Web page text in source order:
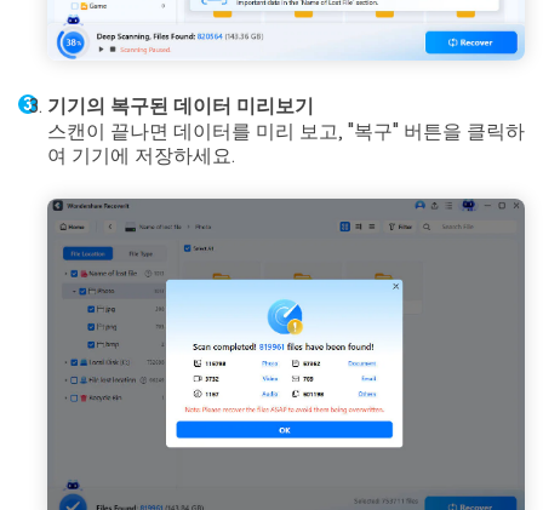
기기의 복구된 데이터 미리보기
스캔이 끝나면 데이터를 미리 보고, "복구" 버튼을 클릭하
여 기기에 저장하세요.